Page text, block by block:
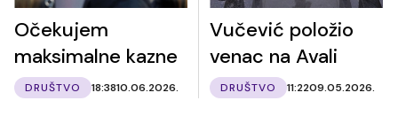
Očekujem
maksimalne kazne
DRUŠTVO 18:3810.06.2026.
Vučević položio
venac na Avali
DRUŠTVO 11:2209.05.2026.